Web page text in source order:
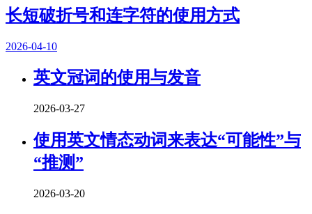
长短破折号和连字符的使用方式
2026-04-10
英文冠词的使用与发音
2026-03-27
使用英文情态动词来表达“可能性”与
“推测”
2026-03-20